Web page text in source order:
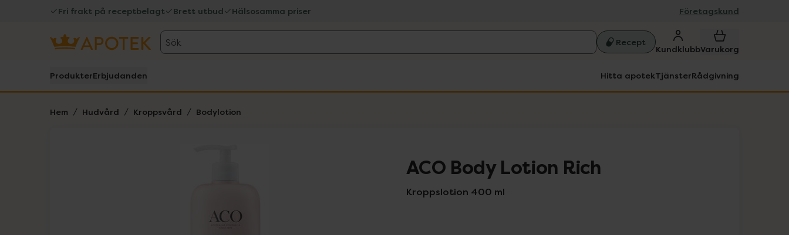
Fri frakt på receptbelagt Brett utbud Hälsosamma priser Företagskund
Sök Recept
KundklubbVarukorg
ProdukterErbjudanden Hitta apotekTjänsterRådgivning
Hem Hudvård Kroppsvård Bodylotion
ACO Body Lotion Rich
Kroppslotion 400 ml